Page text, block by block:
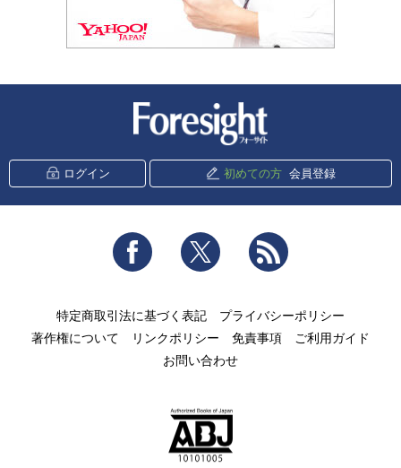
ログイン 初めての方 会員登録
Facebook Twitter
特定商取引法に基づく表記
プライバシーポリシー
著作権について
リンクポリシー 免責事項
ご利用ガイド
お問い合わせ